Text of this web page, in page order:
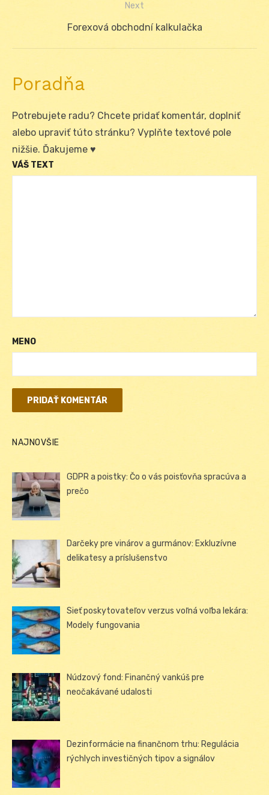
Next
Next
Forexová obchodní kalkulačka
Poradňa
Potrebujete radu? Chcete pridať komentár, doplniť
alebo upraviť túto stránku? Vyplňte textové pole
nižšie. Ďakujeme ♥
VÁŠ TEXT
MENO
NAJNOVŠIE
GDPR a poistky: Čo o vás poisťovňa spracúva a
prečo
Darčeky pre vinárov a gurmánov: Exkluzívne
delikatesy a príslušenstvo
Sieť poskytovateľov verzus voľná voľba lekára:
Modely fungovania
Núdzový fond: Finančný vankúš pre
neočakávané udalosti
Dezinformácie na finančnom trhu: Regulácia
rýchlych investičných tipov a signálov